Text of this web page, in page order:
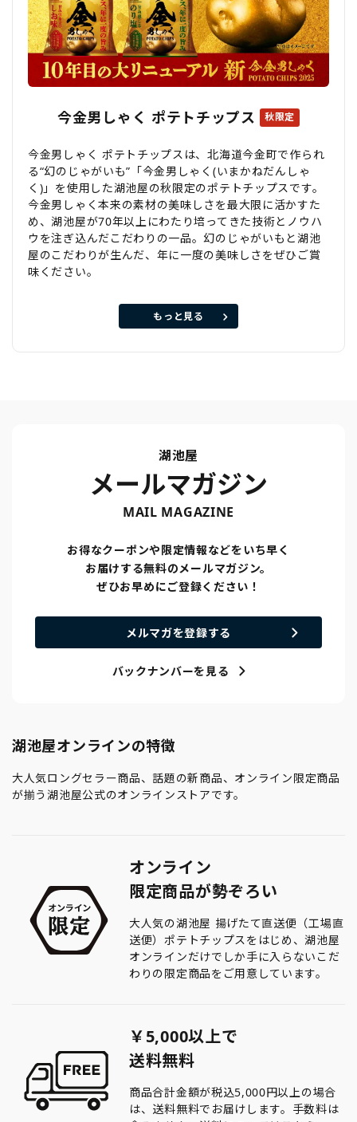
今金男しゃく ポテトチップス 秋限定
今金男しゃく ポテトチップスは、北海道今金町で作られ
る“幻のじゃがいも”「今金男しゃく(いまかねだんしゃ
く)」を使用した湖池屋の秋限定のポテトチップスです。
今金男しゃく本来の素材の美味しさを最大限に活かすた
め、湖池屋が70年以上にわたり培ってきた技術とノウハ
ウを注ぎ込んだこだわりの一品。幻のじゃがいもと湖池
屋のこだわりが生んだ、年に一度の美味しさをぜひご賞
味ください。
もっと見る
湖池屋
メールマガジン
MAIL MAGAZINE
お得なクーポンや限定情報などをいち早く
お届けする無料のメールマガジン。
ぜひお早めにご登録ください！
メルマガを登録する
バックナンバーを見る
湖池屋オンラインの特徴
大人気ロングセラー商品、話題の新商品、オンライン限定商品
が揃う湖池屋公式のオンラインストアです。
オンライン
限定商品が勢ぞろい
大人気の湖池屋 揚げたて直送便（工場直
送便）ポテトチップスをはじめ、湖池屋
オンラインだけでしか手に入らないこだ
わりの限定商品をご用意しています。
￥5,000以上で
送料無料
商品合計金額が税込5,000円以上の場合
は、送料無料でお届けします。手数料は